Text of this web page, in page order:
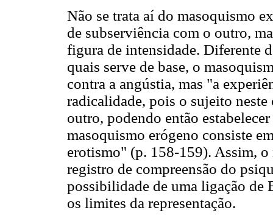
Não se trata aí do masoquismo
de subserviência com o outro,
figura de intensidade. Diferente
quais serve de base, o
contra a angústia, mas "a
radicalidade, pois o sujeito
outro, podendo então
masoquismo erógeno consiste
erotismo" (p. 158-159). Assim,
registro de compreensão do
possibilidade de uma ligação de
os limites da representação.